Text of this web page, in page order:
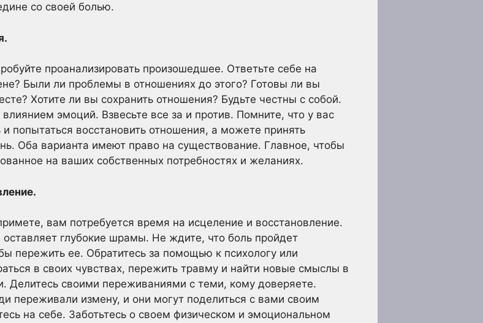
со своей болью.
проанализировать произошедшее. Ответьте себе на
Были ли проблемы в отношениях до этого? Готовы ли вы
Хотите ли вы сохранить отношения? Будьте честны с собой.
эмоций. Взвесьте все за и против. Помните, что у вас
попытаться восстановить отношения, а можете принять
Оба варианта имеют право на существование. Главное, чтобы
на ваших собственных потребностях и желаниях.
вам потребуется время на исцеление и восстановление.
глубокие шрамы. Не ждите, что боль пройдет
пережить ее. Обратитесь за помощью к психологу или
в своих чувствах, пережить травму и найти новые смыслы в
Делитесь своими переживаниями с теми, кому доверяете.
переживали измену, и они могут поделиться с вами своим
на себе. Заботьтесь о своем физическом и эмоциональном